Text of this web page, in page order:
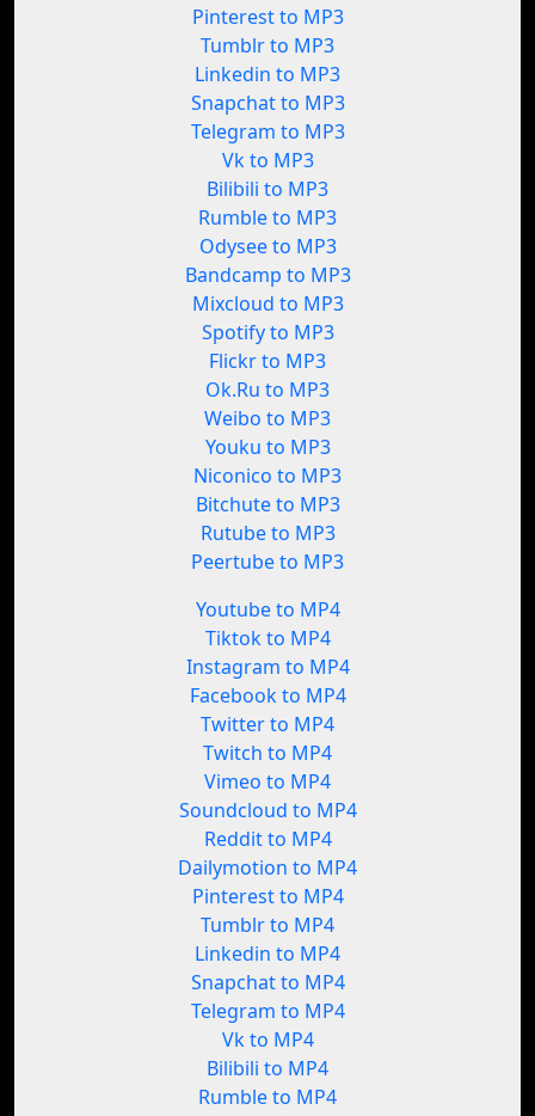
Pinterest to MP3
Tumblr to MP3
Linkedin to MP3
Snapchat to MP3
Telegram to MP3
Vk to MP3
Bilibili to MP3
Rumble to MP3
Odysee to MP3
Bandcamp to MP3
Mixcloud to MP3
Spotify to MP3
Flickr to MP3
Ok.Ru to MP3
Weibo to MP3
Youku to MP3
Niconico to MP3
Bitchute to MP3
Rutube to MP3
Peertube to MP3
Youtube to MP4
Tiktok to MP4
Instagram to MP4
Facebook to MP4
Twitter to MP4
Twitch to MP4
Vimeo to MP4
Soundcloud to MP4
Reddit to MP4
Dailymotion to MP4
Pinterest to MP4
Tumblr to MP4
Linkedin to MP4
Snapchat to MP4
Telegram to MP4
Vk to MP4
Bilibili to MP4
Rumble to MP4